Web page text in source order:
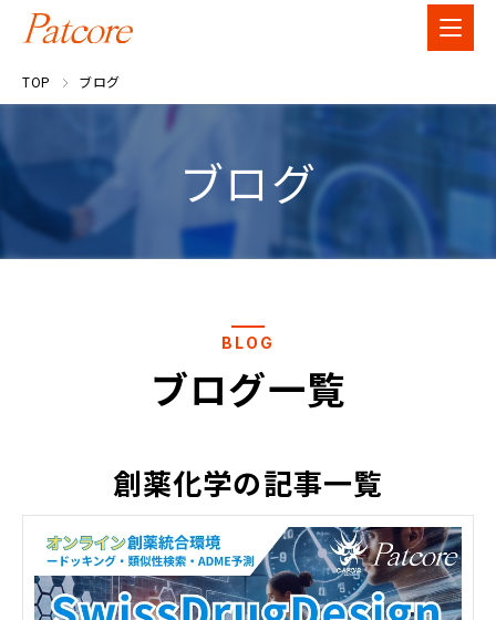
TOP ブログ
ブログ
BLOG
ブログ一覧
創薬化学の記事一覧